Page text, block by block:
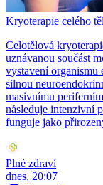
Kryoterapie celého
Celotělová
uznávanou součást
vystavení organismu
silnou
masivnímu
následuje intenzivní
funguje jako
Plné zdraví
dnes, 20:07